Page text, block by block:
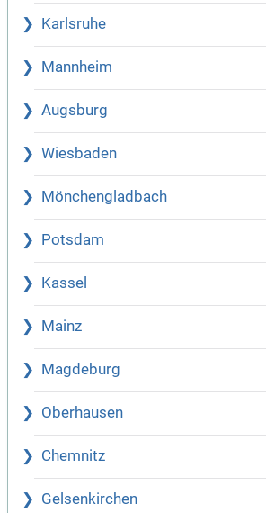
Karlsruhe
Mannheim
Augsburg
Wiesbaden
Mönchengladbach
Potsdam
Kassel
Mainz
Magdeburg
Oberhausen
Chemnitz
Gelsenkirchen